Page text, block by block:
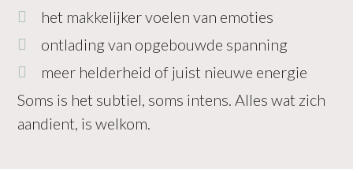
het makkelijker voelen van emoties
ontlading van opgebouwde spanning
meer helderheid of juist nieuwe energie
Soms is het subtiel, soms intens. Alles wat zich
aandient, is welkom.